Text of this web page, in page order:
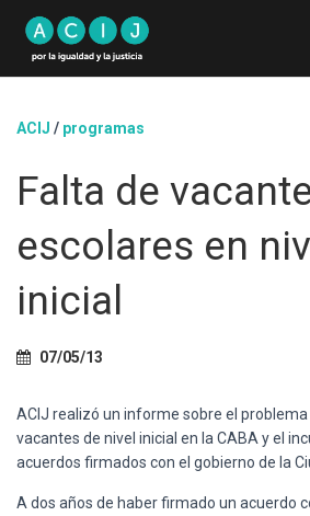
ACIJ / programas
Falta de
escolares en
inicial
07/05/13
ACIJ realizó un informe sobre el
vacantes de nivel inicial en la CABA y el
acuerdos firmados con el gobierno de la
A dos años de haber firmado un acuerdo